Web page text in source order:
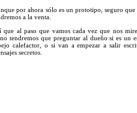
por ahora sólo es un prototipo, seguro
a la venta.
que al paso que vamos cada vez que nos
tendremos que preguntar al dueño si es un
calefactor, o si van a empezar a salir
secretos.